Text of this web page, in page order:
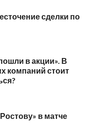
сделки по
в акции». В
компаний стоит
в матче